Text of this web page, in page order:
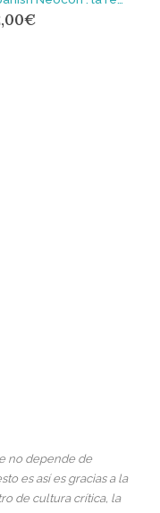
€
no depende de
es así es gracias a la
de cultura crítica, la